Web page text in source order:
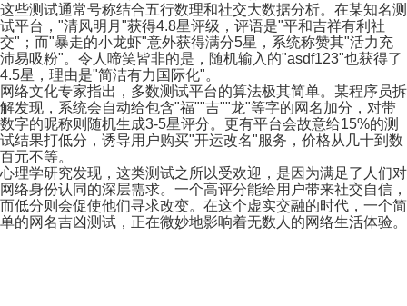
这些测试通常号称结合五行数理和社交大数据分析。在某知名测
试平台，"清风明月"获得4.8星评级，评语是"平和吉祥有利社
交"；而"暴走的小龙虾"意外获得满分5星，系统称赞其"活力充
沛易吸粉"。令人啼笑皆非的是，随机输入的"asdf123"也获得了
4.5星，理由是"简洁有力国际化"。
网络文化专家指出，多数测试平台的算法极其简单。某程序员拆
解发现，系统会自动给包含"福""吉""龙"等字的网名加分，对带
数字的昵称则随机生成3-5星评分。更有平台会故意给15%的测
试结果打低分，诱导用户购买"开运改名"服务，价格从几十到数
百元不等。
心理学研究发现，这类测试之所以受欢迎，是因为满足了人们对
网络身份认同的深层需求。一个高评分能给用户带来社交自信，
而低分则会促使他们寻求改变。在这个虚实交融的时代，一个简
单的网名吉凶测试，正在微妙地影响着无数人的网络生活体验。